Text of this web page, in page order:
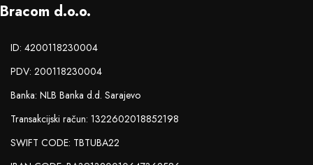
Bracom d.o.o.
ID: 4200118230004
PDV: 200118230004
Banka: NLB Banka d.d. Sarajevo
Transakcijski račun: 1322602018852198
SWIFT CODE: TBTUBA22